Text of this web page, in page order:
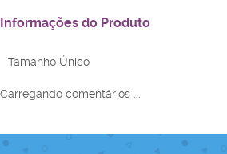
Informações do Produto
Tamanho Único
Carregando comentários ...